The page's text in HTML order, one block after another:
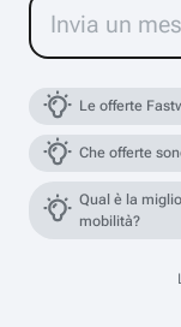
Le offerte
Che offerte
Qual è la
mobilità?